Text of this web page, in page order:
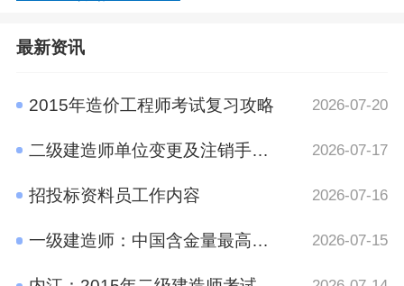
最新资讯
2015年造价工程师考试复习攻略 2026-07-20
二级建造师单位变更及注销手续规定 2026-07-17
招投标资料员工作内容 2026-07-16
一级建造师：中国含金量最高的十大证书之一 2026-07-15